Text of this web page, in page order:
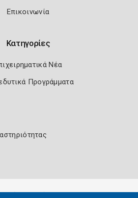
Επικοινωνία
Κατηγορίες
Νέα
Προγράμματα